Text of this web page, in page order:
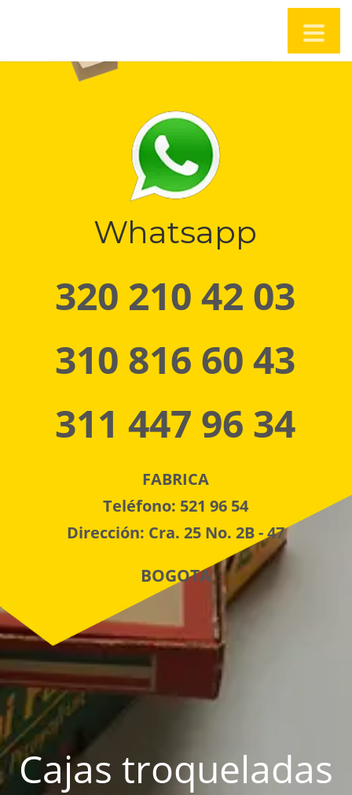
Whatsapp
320 210 42 03
310 816 60 43
311 447 96 34
FABRICA
Teléfono: 521 96 54
Dirección: Cra. 25 No. 2B - 47
BOGOTA
Cajas troqueladas